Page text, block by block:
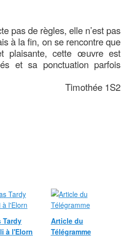
e pas de règles, elle n’est pas
à la fin, on se rencontre que
plaisante,cette œuvre est
et sa ponctuation parfois
Timothée 1S2
Tardy
à l'Elorn
Article du
Télégramme